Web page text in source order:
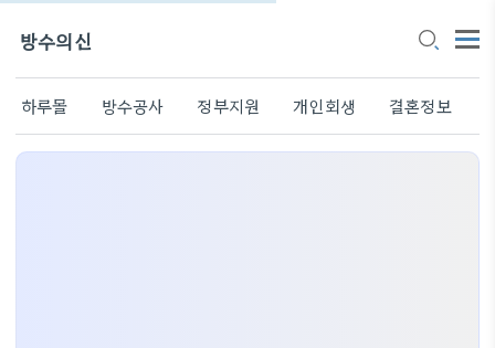
방수의신
하루몰 방수공사 정부지원 개인회생 결혼정보